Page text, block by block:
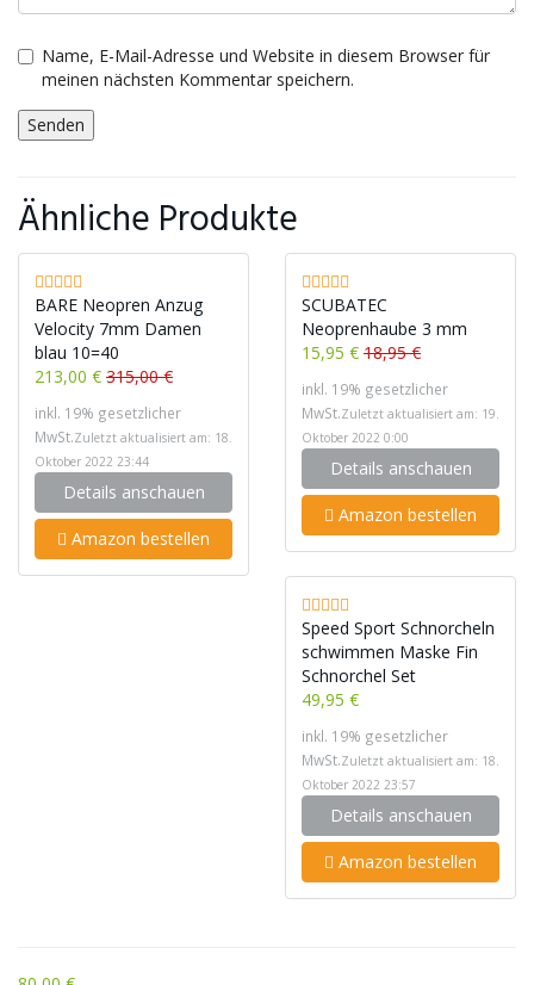
Name, E-Mail-Adresse und Website in diesem Browser für
meinen nächsten Kommentar speichern.
Ähnliche Produkte
BARE Neopren Anzug
Velocity 7mm Damen
blau 10=40
213,00 € 315,00 €
inkl. 19% gesetzlicher
MwSt.Zuletzt aktualisiert am: 18.
Oktober 2022 23:44
Details anschauen
Amazon bestellen
SCUBATEC
Neoprenhaube 3 mm
15,95 € 18,95 €
inkl. 19% gesetzlicher
MwSt.Zuletzt aktualisiert am: 19.
Oktober 2022 0:00
Details anschauen
Amazon bestellen
Speed Sport Schnorcheln
schwimmen Maske Fin
Schnorchel Set
49,95 €
inkl. 19% gesetzlicher
MwSt.Zuletzt aktualisiert am: 18.
Oktober 2022 23:57
Details anschauen
Amazon bestellen